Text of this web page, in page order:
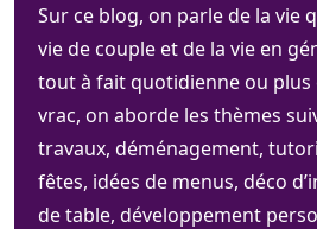
Sur ce blog, on parle de la vie
vie de couple et de la vie en
tout à fait quotidienne ou plus
vrac, on aborde les thèmes
travaux, déménagement,
fêtes, idées de menus, déco
de table, développement